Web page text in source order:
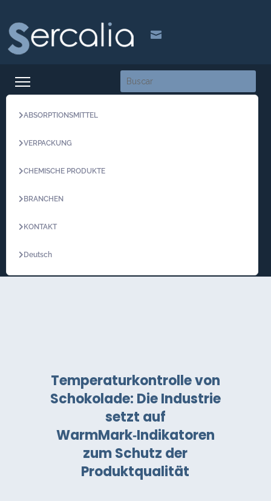

ABSORPTIONSMITTEL
VERPACKUNG
CHEMISCHE PRODUKTE
BRANCHEN
KONTAKT
Deutsch
Temperaturkontrolle von
Schokolade: Die Industrie
setzt auf
WarmMark‑Indikatoren
zum Schutz der
Produktqualität